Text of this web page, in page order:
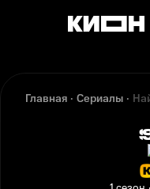
Главная Сериалы